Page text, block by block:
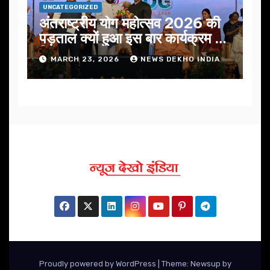
UNCATEGORIZED
अंतराष्ट्रीय योग महोत्सव 2026 की
पड़ताल क्यों हुआ इस बार कार्यक्रम में
निखार
MARCH 23, 2026 NEWS DEKHO INDIA
Proudly powered by WordPress Theme: Newsup by